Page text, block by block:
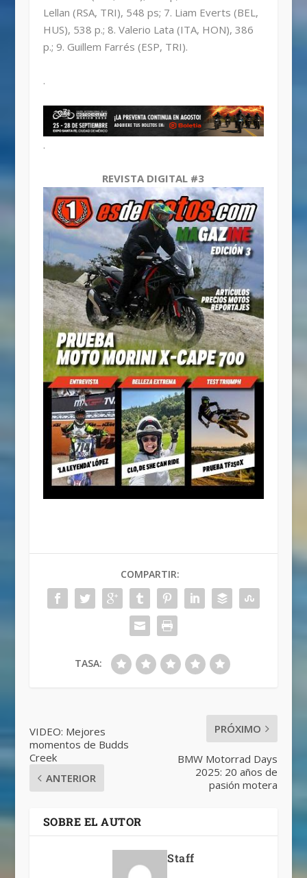
Lellan (RSA, TRI), 548 ps; 7. Liam Everts (BEL,
HUS), 538 p.; 8. Valerio Lata (ITA, HON), 386
p.; 9. Guillem Farrés (ESP, TRI).
.
.
REVISTA DIGITAL #3
COMPARTIR:
TASA:
VIDEO: Mejores
momentos de Budds
Creek
ANTERIOR
PRÓXIMO
BMW Motorrad Days
2025: 20 años de
pasión motera
SOBRE EL AUTOR
Staff